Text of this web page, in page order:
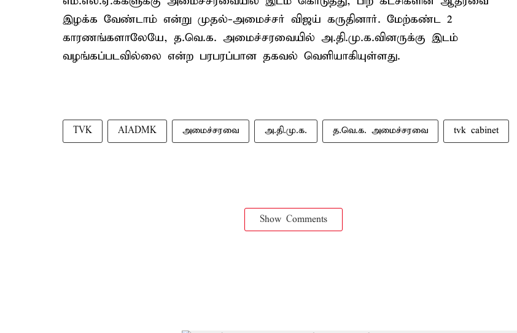
இழக்க வேண்டாம் என்று முதல்-அமைச்சர் விஜய் கருதினார். மேற்கண்ட 2
காரணங்களாலேயே, த.வெ.க. அமைச்சரவையில் அ.தி.மு.க.வினருக்கு இடம்
வழங்கப்படவில்லை என்ற பரபரப்பான தகவல் வெளியாகியுள்ளது.
TVK AIADMK அமைச்சரவை அ.தி.மு.க. த.வெ.க. அமைச்சரவை tvk cabinet
Show Comments